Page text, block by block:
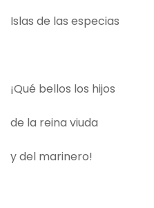
Islas de las especias
¡Qué bellos los hijos
de la reina viuda
y del marinero!